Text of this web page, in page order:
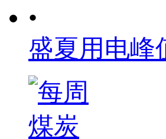
•
盛夏用电峰